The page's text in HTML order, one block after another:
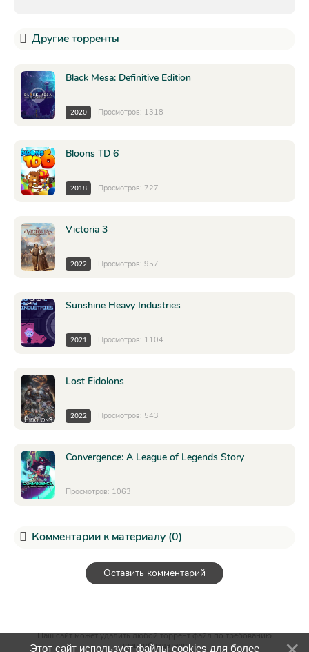
Другие торренты
Black Mesa: Definitive Edition
2020 Просмотров: 1318
Bloons TD 6
2018 Просмотров: 727
Victoria 3
2022 Просмотров: 957
Sunshine Heavy Industries
2021 Просмотров: 1104
Lost Eidolons
2022 Просмотров: 543
Convergence: A League of Legends Story
Просмотров: 1063
Комментарии к материалу (0)
Оставить комментарий
Наш сайт может удалить любой торрент файл по требованию
правообладателя.
Этот сайт использует файлы cookies для более